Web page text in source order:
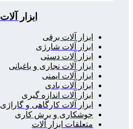
ابزار آلات
ابزار آلات برقی
ابزار آلات شارژی
ابزار آلات دستی
ابزار آلات نجاری و باغبانی
ابزار آلات ایمنی
ابزار آلات بادی
ابزار آلات اندازه گیری
ابزار آلات کارگاهی و گاراژی
جوشکاری و برش کاری
متعلقات ابزار آلات